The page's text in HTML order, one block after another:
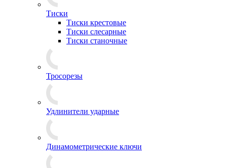
Тиски
Тиски крестовые
Тиски слесарные
Тиски станочные
Тросорезы
Удлинители ударные
Динамометрические ключи